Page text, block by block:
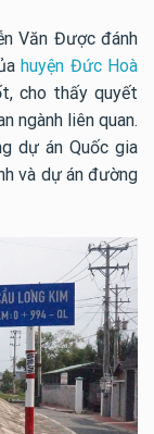
Văn Được đánh
huyện Đức Hoà
cho thấy quyết
ngành liên quan.
dự án Quốc gia
và dự án đường